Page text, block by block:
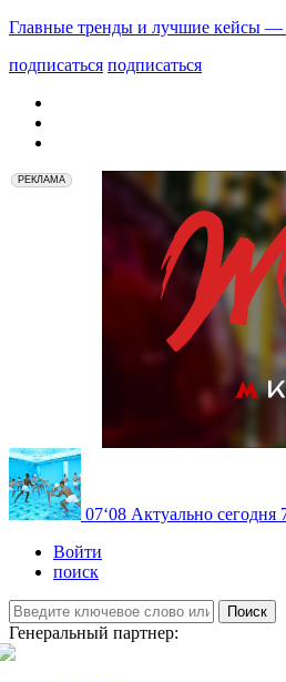
Главные тренды и лучшие кейсы —
подписаться подписаться
РЕКЛАМА
07‘08 Актуально сегодня
Войти
поиск
Поиск
Генеральный партнер: